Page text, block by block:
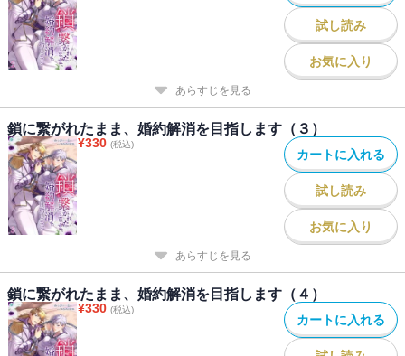
試し読み
お気に入り
あらすじを見る
鎖に繋がれたまま、婚約解消を目指します（３）
¥330 (税込)
カートに入れる
試し読み
お気に入り
あらすじを見る
鎖に繋がれたまま、婚約解消を目指します（４）
¥330 (税込)
カートに入れる